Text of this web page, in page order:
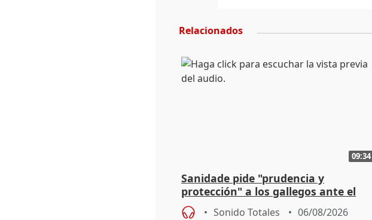
Relacionados
09:34
Sanidade pide "prudencia y
protección" a los gallegos ante el
eclipse del 12 de agosto
Sonido Totales 06/08/2026